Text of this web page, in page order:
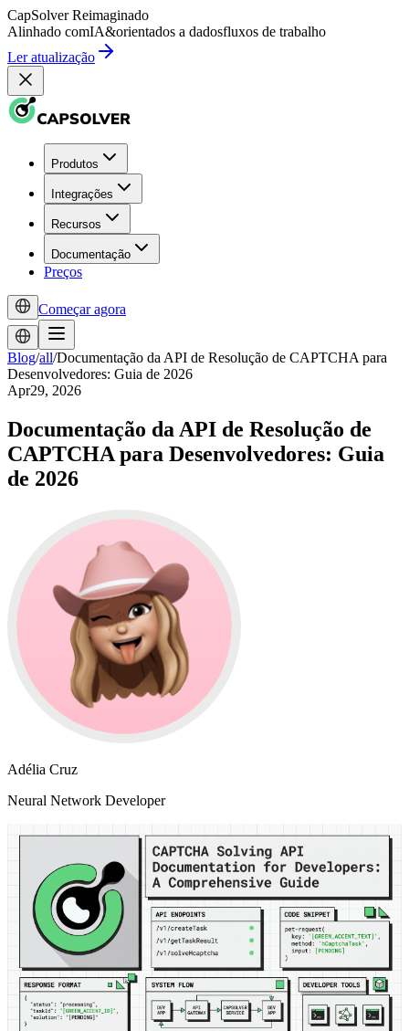
CapSolver Reimaginado
Alinhado comIA&orientados a dadosfluxos de trabalho
Ler atualização
Produtos
Integrações
Recursos
Documentação
Preços
Começar agora
Blog/all/Documentação da API de Resolução de CAPTCHA para
Desenvolvedores: Guia de 2026
Apr29, 2026
Documentação da API de Resolução de
CAPTCHA para Desenvolvedores: Guia
de 2026
Adélia Cruz
Neural Network Developer